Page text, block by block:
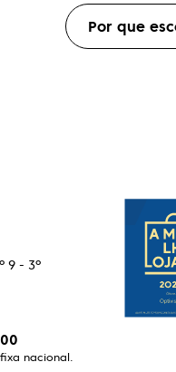
Metal
Armacao
Por que
9 - 3º
nacional.